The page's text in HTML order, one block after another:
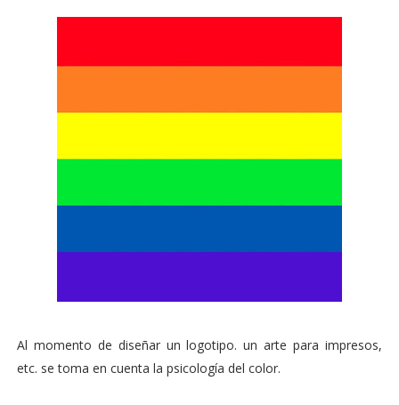
Al momento de diseñar un logotipo. un arte para impresos,
etc. se toma en cuenta la psicología del color.